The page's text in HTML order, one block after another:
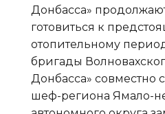
Донбасса»
готовиться к
отопительному
бригады
Донбасса» совместно
шеф-региона Ямало-